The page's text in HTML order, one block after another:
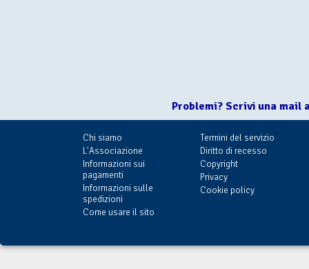
Problemi? Scrivi una mail
Chi siamo
L'Associazione
Informazioni sui
pagamenti
Informazioni sulle
spedizioni
Come usare il sito
Termini del servizio
Diritto di recesso
Copyright
Privacy
Cookie policy